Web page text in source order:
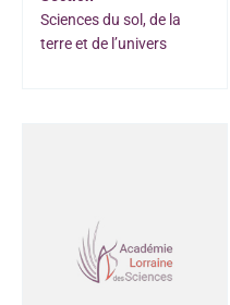
Sciences du sol, de la
terre et de l’univers